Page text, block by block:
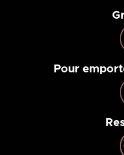
Pour